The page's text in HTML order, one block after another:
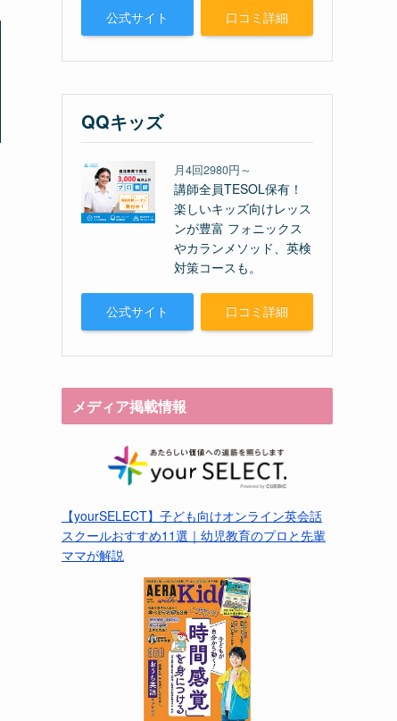
公式サイト 口コミ詳細
QQキッズ
月4回2980円～
講師全員TESOL保有！
楽しいキッズ向けレッス
ンが豊富 フォニックス
やカランメソッド、英検
対策コースも。
公式サイト 口コミ詳細
メディア掲載情報
【yourSELECT】子ども向けオンライン英会話
スクールおすすめ11選｜幼児教育のプロと先輩
ママが解説